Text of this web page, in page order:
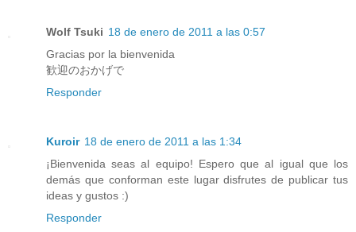
Wolf Tsuki 18 de enero de 2011 a las 0:57
Gracias por la bienvenida
歓迎のおかげで
Responder
Kuroir 18 de enero de 2011 a las 1:34
¡Bienvenida seas al equipo! Espero que al igual que los
demás que conforman este lugar disfrutes de publicar tus
ideas y gustos :)
Responder